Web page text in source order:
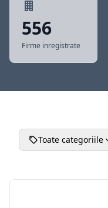
556
Firme inregistrate
Toate categoriile